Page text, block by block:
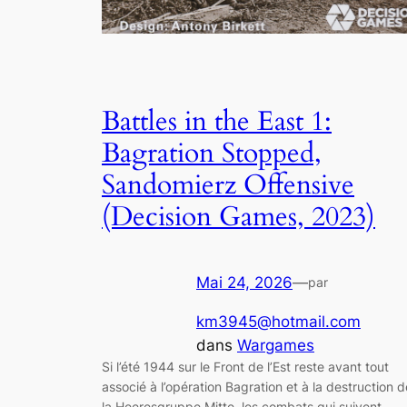
Battles in the East 1:
Bagration Stopped,
Sandomierz Offensive
(Decision Games, 2023)
Mai 24, 2026—par
km3945@hotmail.com
dans Wargames
Si l’été 1944 sur le Front de l’Est reste avant tout
associé à l’opération Bagration et à la destruction